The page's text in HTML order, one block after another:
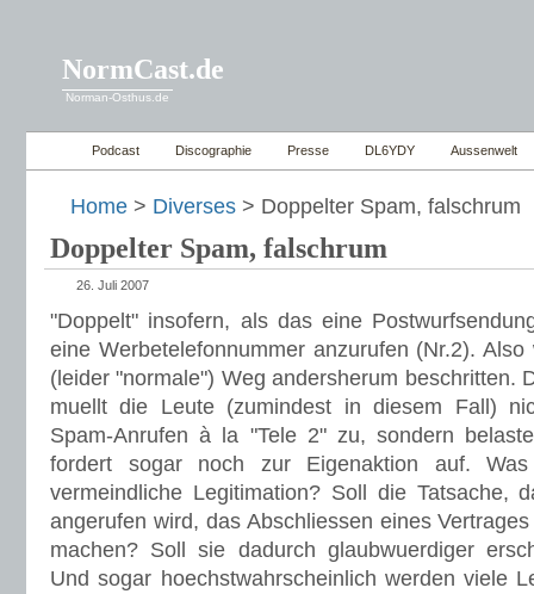
NormCast.de
Norman-Osthus.de
Podcast Discographie Presse DL6YDY Aussenwelt
Home > Diverses > Doppelter Spam, falschrum
Doppelter Spam, falschrum
26. Juli 2007
"Doppelt" insofern, als das eine
eine Werbetelefonnummer anzurufen (Nr.2).
(leider "normale") Weg andersherum beschritten.
muellt die Leute (zumindest in diesem Fall)
Spam-Anrufen à la "Tele 2" zu, sondern
fordert sogar noch zur Eigenaktion auf.
vermeindliche Legitimation? Soll die Tatsache,
angerufen wird, das Abschliessen eines
machen? Soll sie dadurch glaubwuerdiger
Und sogar hoechstwahrscheinlich werden viele